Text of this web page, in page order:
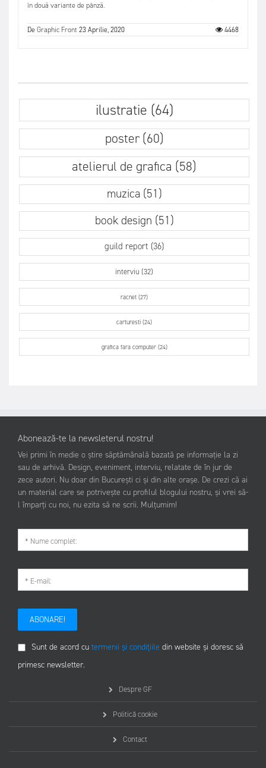
în două variante de pânză.
DeGraphic Front23 Aprilie, 2020 4468
ilustratie (64)
poster (60)
atelierul de grafica (58)
muzica (51)
book design (51)
guild report (36)
interviu (32)
racnet (27)
carturesti (24)
grafica fara computer (24)
Abonează-te la newsleterul nostru!
Vei primi în medie o știre săptămânală bazată pe informație la zi
sau de arhivă. Design, eveniment, interviu, relatate de în jur de
zece autori. Nu doar din București ci și din alte orașe. De crezi că ai
un material care se potrivește cu profilul blogului nostru, și vrei să-
l împarți cu noi, nu ezita să ne scrii. Mulțumim!
ABONARE!
Sunt de acord cu termenii și condițiile din website și doresc să
primesc newsletter.
Despre GF
Politică cookie
Contact